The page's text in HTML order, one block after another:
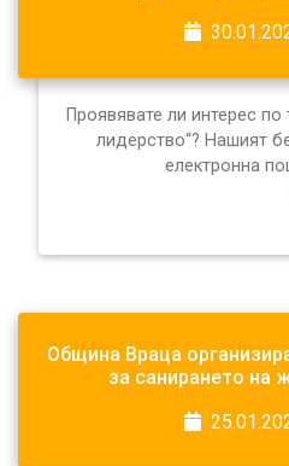
Проявявате ли интерес
лидерство“? Нашият
електронна
Община Враца
за санирането на